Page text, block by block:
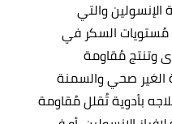
والتي
مُستويات السكر في
وتنتج مُقاومة
الغير صحي والسمنة
بأدوية تُقلل مُقاومة